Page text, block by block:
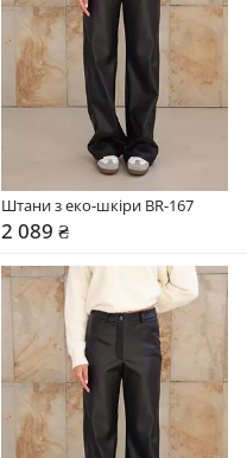
Штани з еко-шкіри BR-167
2 089 ₴